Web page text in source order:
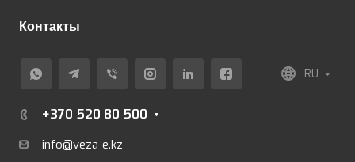
Контакты
RU
+370 520 80 500
info@veza-e.kz